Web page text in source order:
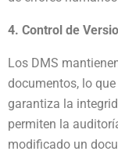
4. Control de
Los DMS
documentos, lo
garantiza la
permiten la
modificado un